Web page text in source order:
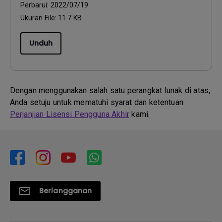
Perbarui: 2022/07/19
Ukuran File: 11.7 KB
Unduh
Dengan menggunakan salah satu perangkat lunak di atas,
Anda setuju untuk mematuhi syarat dan ketentuan
Perjanjian Lisensi Pengguna Akhirkami.
Berlangganan